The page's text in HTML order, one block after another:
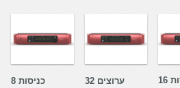
8 כניסות
32 ערוצים
16 כניסות